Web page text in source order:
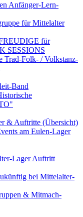
Anfänger-Lern-
für Mittelalter
für
SESSIONS
Folk- / Volkstanz-
Band
& Auftritte (Übersicht)
am Eulen-Lager
Lager Auftritt
bei Mittelalter-
& Mitmach-